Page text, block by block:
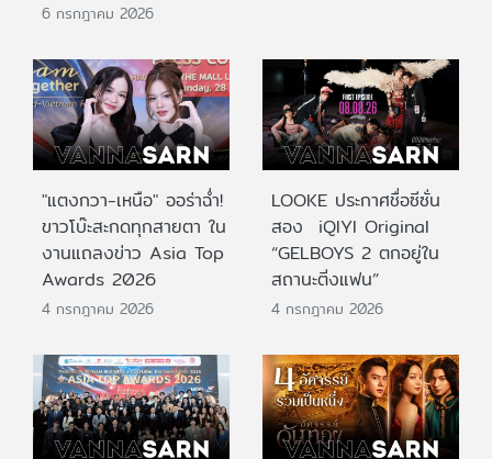
6 กรกฎาคม 2026
"แตงกวา-เหนือ" ออร่าฉ่ำ!
ขาวโบ๊ะสะกดทุกสายตา ใน
งานแถลงข่าว Asia Top
Awards 2026
4 กรกฎาคม 2026
LOOKE ประกาศชื่อซีซั่น
สอง iQIYI Original
“GELBOYS 2 ตกอยู่ใน
สถานะติ่งแฟน”
4 กรกฎาคม 2026